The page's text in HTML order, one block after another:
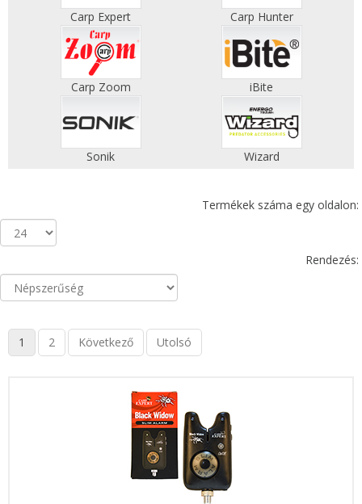
Carp Expert Carp Hunter
Carp Zoom iBite
Sonik Wizard
Termékek száma egy oldalon:
Rendezés:
1 2 Következő Utolsó